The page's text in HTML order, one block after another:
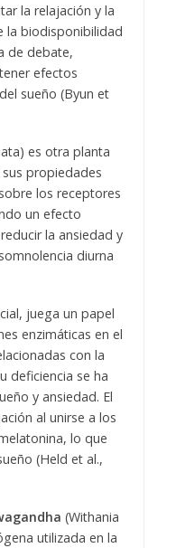
la relajación y la
la biodisponibilidad
de debate,
efectos
sueño (Byun et
es otra planta
propiedades
los receptores
un efecto
la ansiedad y
diurna
juega un papel
enzimáticas en el
con la
deficiencia se ha
y ansiedad. El
al unirse a los
lo que
(Held et al.,
(Withania
utilizada en la